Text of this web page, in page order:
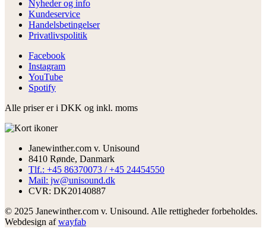
Nyheder og info
Kundeservice
Handelsbetingelser
Privatlivspolitik
Facebook
Instagram
YouTube
Spotify
Alle priser er i DKK og inkl. moms
Janewinther.com v. Unisound
8410 Rønde, Danmark
Tlf.: +45 86370073 / +45 24454550
Mail: jw@unisound.dk
CVR: DK20140887
© 2025 Janewinther.com v. Unisound. Alle rettigheder forbeholdes.
Webdesign afwayfab